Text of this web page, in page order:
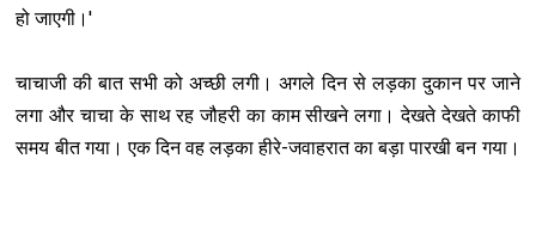
हो जाएगी।'
चाचाजी की बात सभी को अच्छी लगी। अगले दिन से लड़का दुकान पर जाने
लगा और चाचा के साथ रह जौहरी का काम सीखने लगा। देखते देखते काफी
समय बीत गया। एक दिन वह लड़का हीरे-जवाहरात का बड़ा पारखी बन गया।